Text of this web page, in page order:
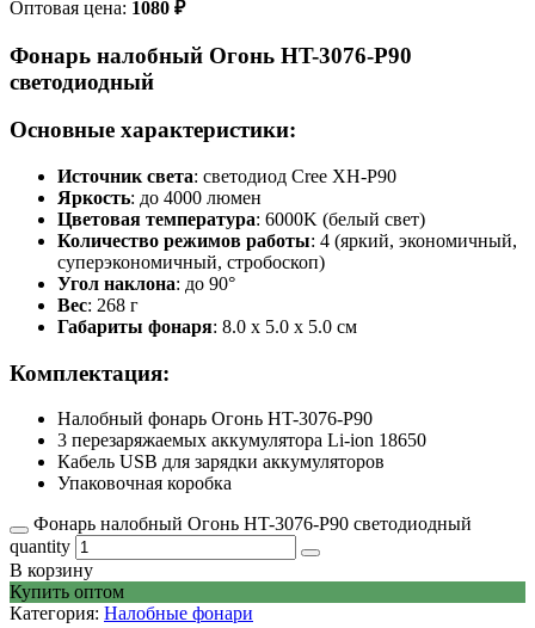
Оптовая цена: 1080 ₽
Фонарь налобный Огонь HT-3076-P90
светодиодный
Основные характеристики:
Источник света: светодиод Cree ХН-Р90
Яркость: до 4000 люмен
Цветовая температура: 6000K (белый свет)
Количество режимов работы: 4 (яркий, экономичный,
суперэкономичный, стробоскоп)
Угол наклона: до 90°
Вес: 268 г
Габариты фонаря: 8.0 x 5.0 x 5.0 см
Комплектация:
Налобный фонарь Огонь HT-3076-P90
3 перезаряжаемых аккумулятора Li-ion 18650
Кабель USB для зарядки аккумуляторов
Упаковочная коробка
Фонарь налобный Огонь HT-3076-P90 светодиодный
quantity
В корзину
Купить оптом
Категория: Налобные фонари